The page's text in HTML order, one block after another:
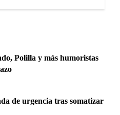
Polilla y más humoristas
de urgencia tras somatizar